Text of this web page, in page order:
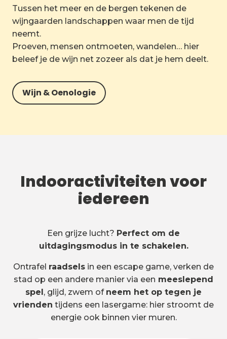
Tussen het meer en de bergen tekenen de
wijngaarden landschappen waar men de tijd
neemt.
Proeven, mensen ontmoeten, wandelen… hier
beleef je de wijn net zozeer als dat je hem deelt.
Wijn & Oenologie
Indooractiviteiten voor
iedereen
Een grijze lucht? Perfect om de
uitdagingsmodus in te schakelen.
Ontrafel raadsels in een escape game, verken de
stad op een andere manier via een meeslepend
spel, glijd, zwem of neem het op tegen je
vrienden tijdens een lasergame: hier stroomt de
energie ook binnen vier muren.